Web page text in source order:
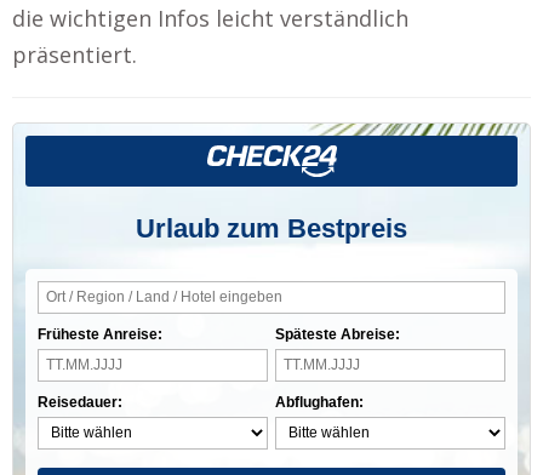
die wichtigen Infos leicht verständlich
präsentiert.
Urlaub zum Bestpreis
Früheste Anreise:
Reisedauer:
Späteste Abreise:
Abflughafen: